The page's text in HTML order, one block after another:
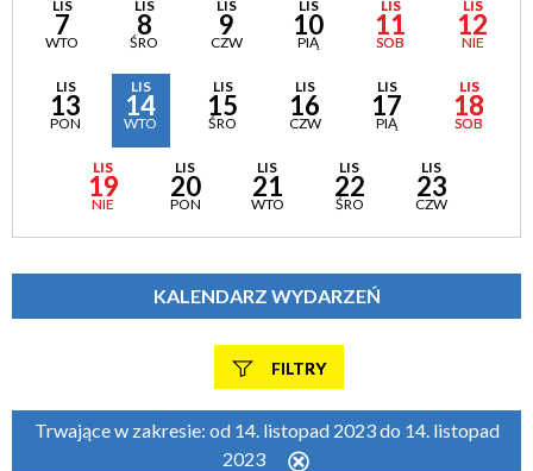
LIS
7
WTO
LIS
8
ŚRO
LIS
9
CZW
LIS
10
PIĄ
LIS
11
SOB
LIS
12
NIE
LIS
13
PON
LIS
14
WTO
LIS
15
ŚRO
LIS
16
CZW
LIS
17
PIĄ
LIS
18
SOB
LIS
19
NIE
LIS
20
PON
LIS
21
WTO
LIS
22
ŚRO
LIS
23
CZW
KALENDARZ WYDARZEŃ
FILTRY
Szukana fraza
Trwające w zakresie: od 14. listopad 2023 do 14. listopad
2023